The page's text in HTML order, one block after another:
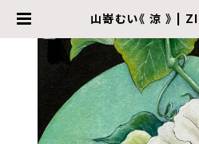
山嵜むい《 涼 》 |